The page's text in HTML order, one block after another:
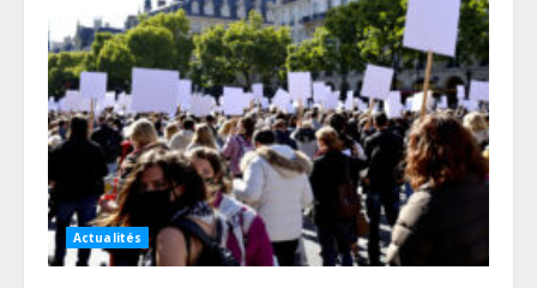
Actualités